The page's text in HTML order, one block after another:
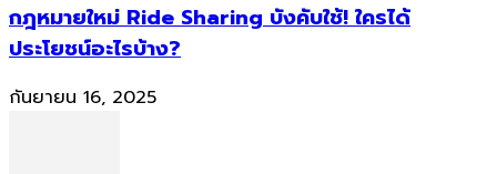
กฎหมายใหม่ Ride Sharing บังคับใช้! ใครได้
ประโยชน์อะไรบ้าง?
กันยายน 16, 2025